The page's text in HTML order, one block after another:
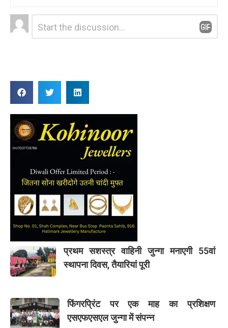
Leave
a
Comment
प्रथम सशस्त्र वाहिनी जुन्गा मनाएगी 55वां
स्थापना दिवस, तैयारियां पूरी
फिंगरप्रिंट पर एक माह का प्रशिक्षण
एसएफएसएल जुन्गा में संपन्न